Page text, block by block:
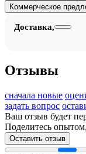
Доставка,
Отзывы
сначала новые
задать вопрос
Ваш отзыв будет
Поделитесь
Оставить отзыв